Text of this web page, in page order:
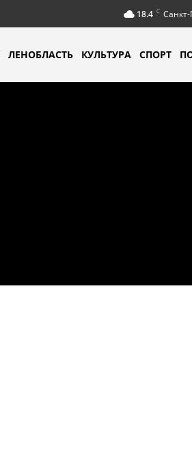
18.4 C Санкт-
ЛЕНОБЛАСТЬ КУЛЬТУРА СПОРТ